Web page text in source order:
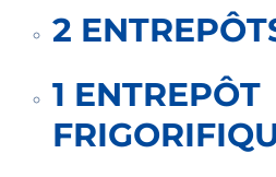
2
1 ENTREPÔT